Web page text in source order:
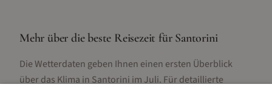
Mehr über die beste Reisezeit für Santorini
Die Wetterdaten geben Ihnen einen ersten Überblick
über das Klima in Santorini im Juli. Für detaillierte